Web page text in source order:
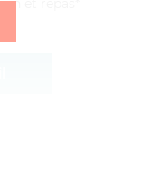
et repas*